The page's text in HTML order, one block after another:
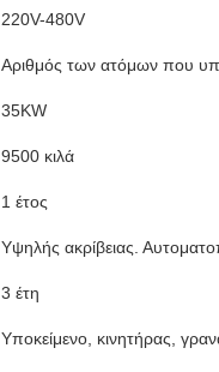
220V-480V
Αριθμός των ατόμων που
35KW
9500 κιλά
1 έτος
Υψηλής ακρίβειας.
3 έτη
Υποκείμενο, κινητήρας,